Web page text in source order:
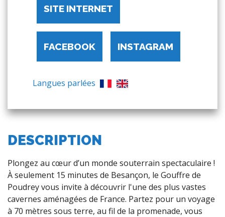
SITE INTERNET
FACEBOOK INSTAGRAM
Langues parlées
DESCRIPTION
Plongez au cœur d’un monde souterrain spectaculaire !
À seulement 15 minutes de Besançon, le Gouffre de
Poudrey vous invite à découvrir l'une des plus vastes
cavernes aménagées de France. Partez pour un voyage
à 70 mètres sous terre, au fil de la promenade, vous